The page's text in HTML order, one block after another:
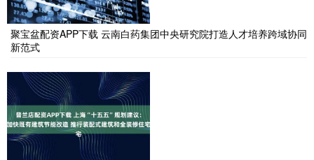
聚宝盆配资APP下载 云南白药集团中央研究院打造人才培养跨域协同
新范式